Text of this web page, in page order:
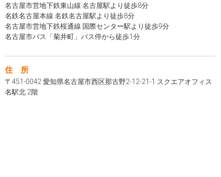
名古屋市営地下鉄東山線 名古屋駅より徒歩8分
名鉄名古屋本線 名鉄名古屋駅より徒歩8分
名古屋市営地下鉄桜通線 国際センター駅より徒歩9分
名古屋市バス「菊井町」バス停から徒歩1分
住 所
〒451-0042 愛知県名古屋市西区那古野2-12-21-1 スクエアオフィス
名駅北 2階